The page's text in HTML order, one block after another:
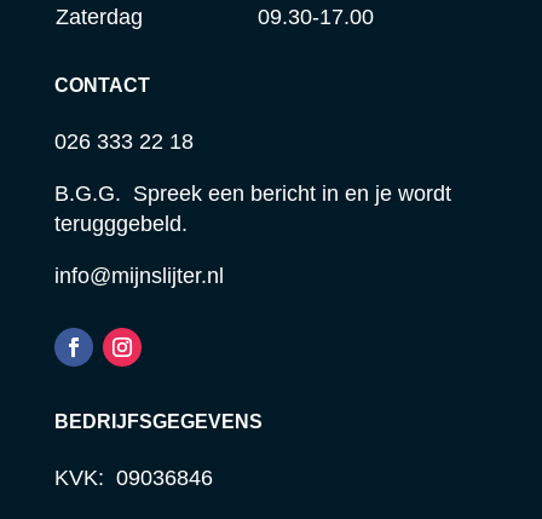
Zaterdag
09.30-17.00
CONTACT
026 333 22 18
B.G.G. Spreek een bericht in en je wordt
terugggebeld.
info@mijnslijter.nl
BEDRIJFSGEGEVENS
KVK: 09036846